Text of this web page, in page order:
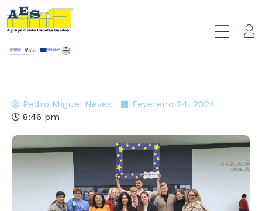
Pedro Miguel Neves
Fevereiro 24, 2024
8:46 pm